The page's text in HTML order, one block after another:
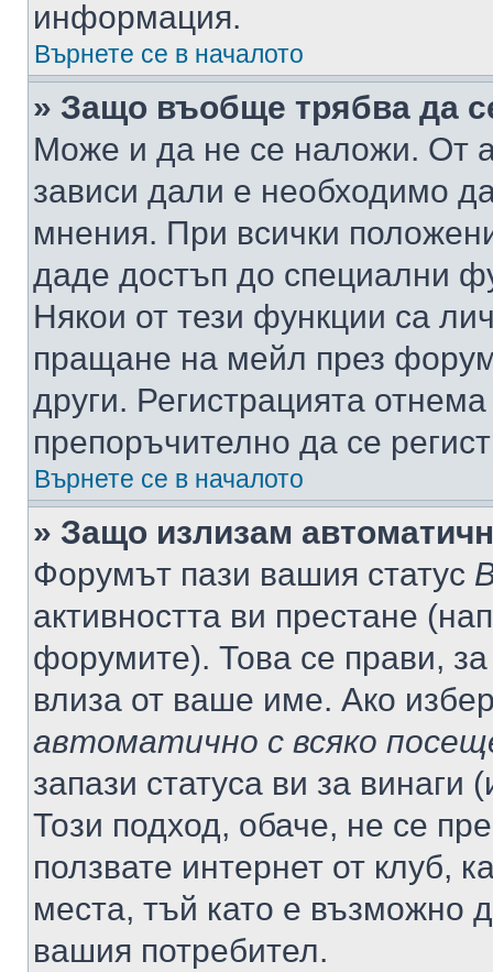
информация.
Върнете се в началото
» Защо въобще трябва да
Може и да не се наложи. От
зависи дали е необходимо
мнения. При всички
даде достъп до специални
Някои от тези функции са
пращане на мейл през
други. Регистрацията
препоръчително да се
Върнете се в началото
» Защо излизам
Форумът пази вашия статус
активността ви престане
форумите). Това се прави,
влиза от ваше име. Ако
автоматично с всяко
запази статуса ви за винаги
Този подход, обаче, не се
ползвате интернет от клуб,
места, тъй като е възможно
вашия потребител.